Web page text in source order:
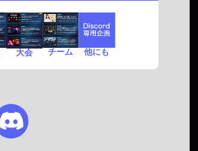
大会 チーム 他にも